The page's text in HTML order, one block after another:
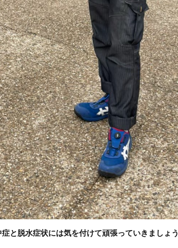
と脱水症状には気を付けて頑張っていきましょう